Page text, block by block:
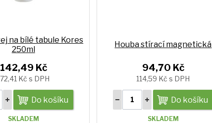
na bílé tabule Kores
250ml
142,49 Kč
Kč s DPH
Do košíku
SKLADEM
Houba stírací magnetická
94,70 Kč
114,59 Kč s DPH
Do košíku
SKLADEM